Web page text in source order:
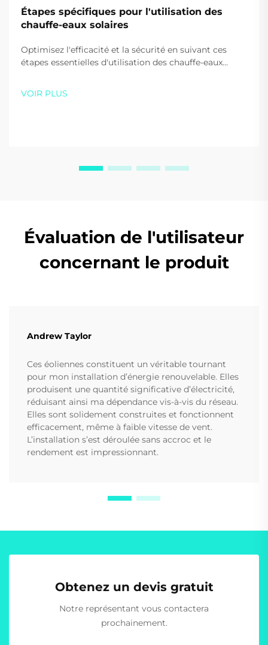
Étapes spécifiques pour l'utilisation des
chauffe-eaux solaires
Optimisez l'efficacité et la sécurité en suivant ces
étapes essentielles d'utilisation des chauffe-eaux
d'appoint. Commencez à économiser de l'énergie dès
VOIR PLUS
Évaluation de l'utilisateur
concernant le produit
Andrew Taylor
Ces éoliennes constituent un véritable tournant
pour mon installation d’énergie renouvelable. Elles
produisent une quantité significative d’électricité,
réduisant ainsi ma dépendance vis-à-vis du réseau.
Elles sont solidement construites et fonctionnent
efficacement, même à faible vitesse de vent.
L’installation s’est déroulée sans accroc et le
rendement est impressionnant.
Obtenez un devis gratuit
Notre représentant vous contactera
prochainement.